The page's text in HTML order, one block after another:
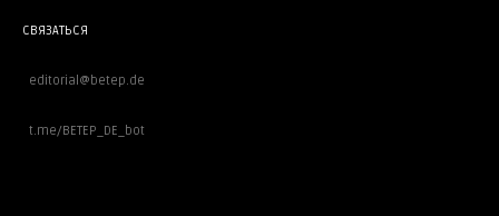
СВЯЗАТЬСЯ
editorial@betep.de
t.me/BETEP_DE_bot